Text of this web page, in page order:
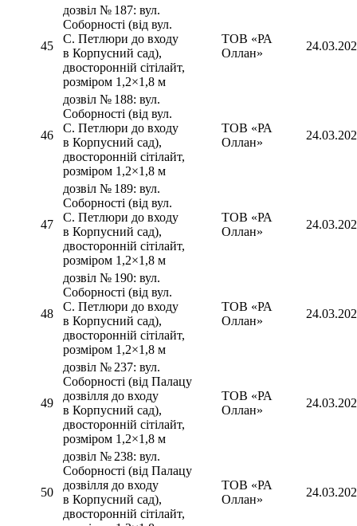
45
дозвіл № 187: вул.
Соборності (від вул.
С. Петлюри до входу
в Корпусний сад),
двосторонній сітілайт,
розміром 1,2×1,8 м
ТОВ «РА
Оллан»
46
дозвіл № 188: вул.
Соборності (від вул.
С. Петлюри до входу
в Корпусний сад),
двосторонній сітілайт,
розміром 1,2×1,8 м
ТОВ «РА
Оллан»
47
дозвіл № 189: вул.
Соборності (від вул.
С. Петлюри до входу
в Корпусний сад),
двосторонній сітілайт,
розміром 1,2×1,8 м
ТОВ «РА
Оллан»
48
дозвіл № 190: вул.
Соборності (від вул.
С. Петлюри до входу
в Корпусний сад),
двосторонній сітілайт,
розміром 1,2×1,8 м
ТОВ «РА
Оллан»
49
дозвіл № 237: вул.
Соборності (від Палацу
дозвілля до входу
в Корпусний сад),
двосторонній сітілайт,
розміром 1,2×1,8 м
ТОВ «РА
Оллан»
50
дозвіл № 238: вул.
Соборності (від Палацу
дозвілля до входу
в Корпусний сад),
двосторонній сітілайт,
ТОВ «РА
Оллан»